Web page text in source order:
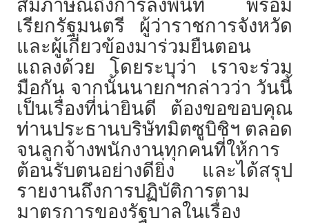
สัมภาษณ์ถึงการลงพื้นที่ พร้อม
เรียกรัฐมนตรี ผู้ว่าราชการจังหวัด
และผู้เกี่ยวข้องมาร่วมยืนตอน
แถลงด้วย โดยระบุว่า เราจะร่วม
มือกัน จากนั้นนายกฯกล่าวว่า วันนี้
เป็นเรื่องที่น่ายินดี ต้องขอขอบคุณ
ท่านประธานบริษัทมิตซูบิชิฯ ตลอด
จนลูกจ้างพนักงานทุกคนที่ให้การ
ต้อนรับตนอย่างดียิ่ง และได้สรุป
รายงานถึงการปฏิบัติการตาม
มาตรการของรัฐบาลในเรื่อง